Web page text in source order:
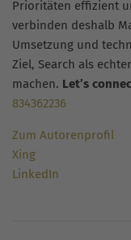
Prioritäten effizient
verbinden deshalb
Umsetzung und
Ziel, Search als
machen. Let’s
834362236
Zum Autorenprofil
Xing
LinkedIn